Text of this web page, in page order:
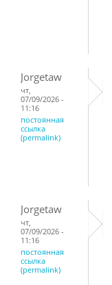
Jorgetaw
чт,
07/09/2026 -
11:16
постоянная
ссылка
(permalink)
Jorgetaw
чт,
07/09/2026 -
11:16
постоянная
ссылка
(permalink)